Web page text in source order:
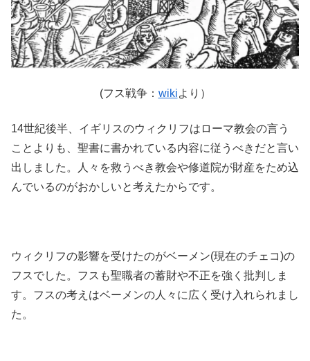
(フス戦争： wikiより）
14世紀後半、イギリスのウィクリフはローマ教会の言う
ことよりも、聖書に書かれている内容に従うべきだと言い
出しました。人々を救うべき教会や修道院が財産をため込
んでいるのがおかしいと考えたからです。
ウィクリフの影響を受けたのがベーメン(現在のチェコ)の
フスでした。フスも聖職者の蓄財や不正を強く批判しま
す。フスの考えはベーメンの人々に広く受け入れられまし
た。